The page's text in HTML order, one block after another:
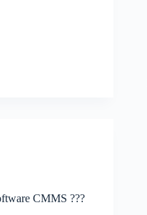
CMMS ???